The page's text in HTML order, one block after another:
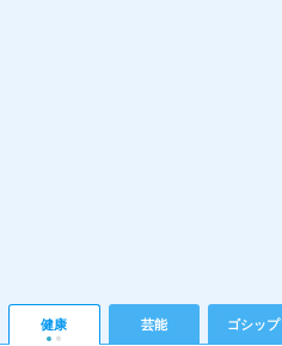
健康 芸能 ゴシップ